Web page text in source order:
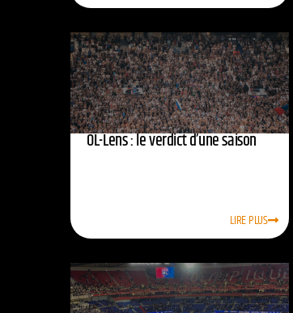
OL-Lens : le verdict d’une saison
LIRE PLUS